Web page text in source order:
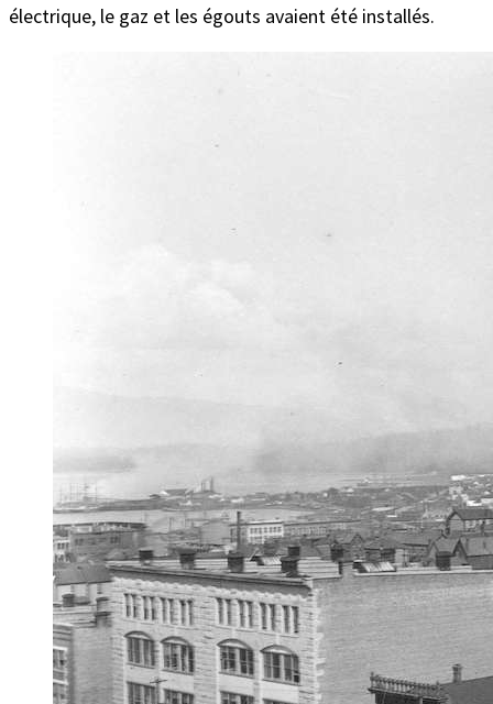
électrique, le gaz et les égouts avaient été installés.